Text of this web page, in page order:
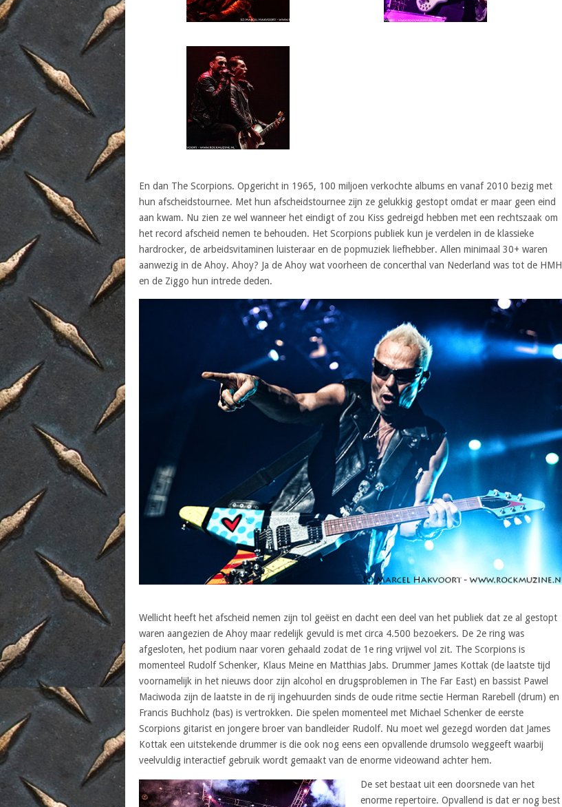
En dan The Scorpions. Opgericht in 1965, 100 miljoen verkochte albums en vanaf 2010 bezig met
hun afscheidstournee. Met hun afscheidstournee zijn ze gelukkig gestopt omdat er maar geen eind
aan kwam. Nu zien ze wel wanneer het eindigt of zou Kiss gedreigd hebben met een rechtszaak om
het record afscheid nemen te behouden. Het Scorpions publiek kun je verdelen in de klassieke
hardrocker, de arbeidsvitaminen luisteraar en de popmuziek liefhebber. Allen minimaal 30+ waren
aanwezig in de Ahoy. Ahoy? Ja de Ahoy wat voorheen de concerthal van Nederland was tot de HMH
en de Ziggo hun intrede deden.
Wellicht heeft het afscheid nemen zijn tol geëist en dacht een deel van het publiek dat ze al gestopt
waren aangezien de Ahoy maar redelijk gevuld is met circa 4.500 bezoekers. De 2e ring was
afgesloten, het podium naar voren gehaald zodat de 1e ring vrijwel vol zit. The Scorpions is
momenteel Rudolf Schenker, Klaus Meine en Matthias Jabs. Drummer James Kottak (de laatste tijd
voornamelijk in het nieuws door zijn alcohol en drugsproblemen in The Far East) en bassist Pawel
Maciwoda zijn de laatste in de rij ingehuurden sinds de oude ritme sectie Herman Rarebell (drum) en
Francis Buchholz (bas) is vertrokken. Die spelen momenteel met Michael Schenker de eerste
Scorpions gitarist en jongere broer van bandleider Rudolf. Nu moet wel gezegd worden dat James
Kottak een uitstekende drummer is die ook nog eens een opvallende drumsolo weggeeft waarbij
veelvuldig interactief gebruik wordt gemaakt van de enorme videowand achter hem.
De set bestaat uit een doorsnede van het
enorme repertoire. Opvallend is dat er nog best